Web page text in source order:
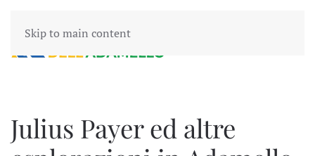
Skip to main content
Julius Payer ed altre